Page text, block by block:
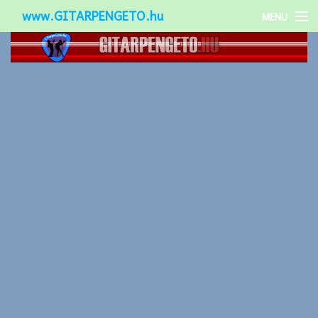
www.GITARPENGETO.hu MENU
Népszerű-